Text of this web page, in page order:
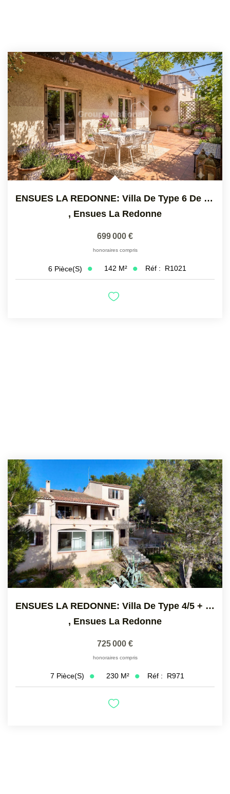
ENSUES LA REDONNE: Villa De Type 6 De 142 M2 Sur Un Terrain...
, Ensues La Redonne
699 000 €
honoraires compris
6 Pièce(s) 142 M² Réf : R1021
ENSUES LA REDONNE: Villa De Type 4/5 + T 3 Indépendant De...
, Ensues La Redonne
725 000 €
honoraires compris
7 Pièce(s) 230 M² Réf : R971